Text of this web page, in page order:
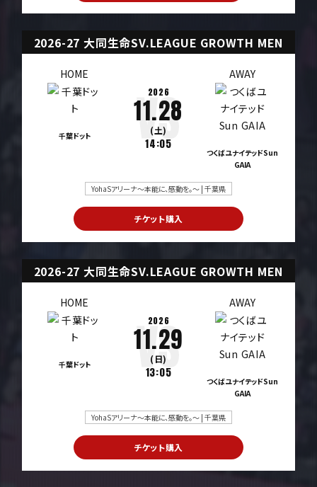
2026-27 大同生命SV.LEAGUE GROWTH MEN
HOME
千葉ドット
2026
11.28
(土)
14:05
AWAY
つくばユナイテッドSun
GAIA
YohaSアリーナ～本能に、感動を。～ | 千葉県
チケット購入
2026-27 大同生命SV.LEAGUE GROWTH MEN
HOME
千葉ドット
2026
11.29
(日)
13:05
AWAY
つくばユナイテッドSun
GAIA
YohaSアリーナ～本能に、感動を。～ | 千葉県
チケット購入